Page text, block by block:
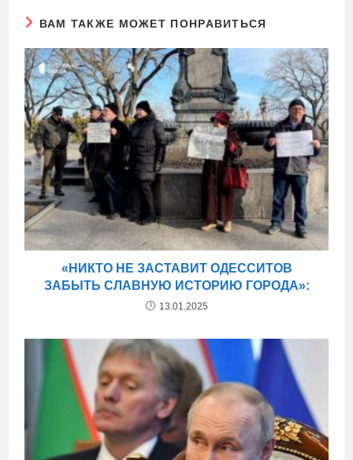
ВАМ ТАКЖЕ МОЖЕТ ПОНРАВИТЬСЯ
«НИКТО НЕ ЗАСТАВИТ ОДЕССИТОВ
ЗАБЫТЬ СЛАВНУЮ ИСТОРИЮ ГОРОДА»:
13.01.2025